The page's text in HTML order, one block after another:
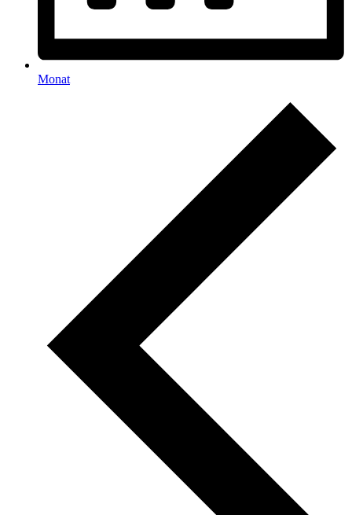
Monat